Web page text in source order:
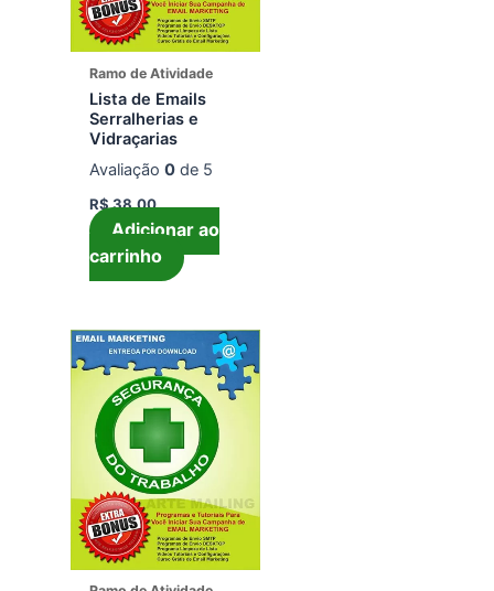
Ramo de Atividade
Lista de Emails
Serralherias e
Vidraçarias
Avaliação0 de 5
R$38,00
Adicionar ao
carrinho